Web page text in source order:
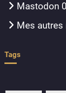
Mastodon 0
Mes autres
Tags